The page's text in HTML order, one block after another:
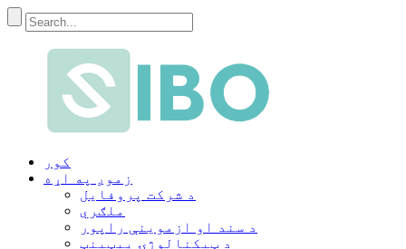
کور
زموږ په اړه
د شرکت پروفایل
ملګري
د سند او ازموینې راپور
د ټیکنالوژۍ پیټینټ